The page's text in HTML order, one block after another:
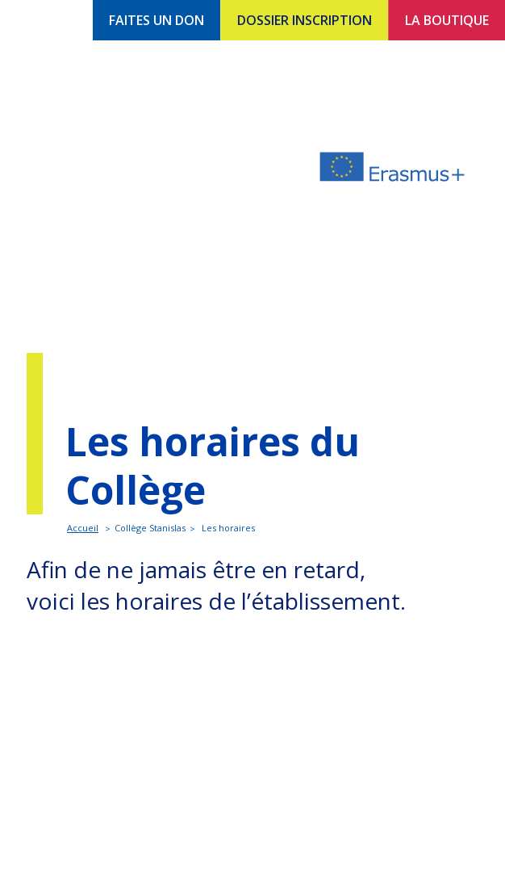
FAITES UN DON DOSSIER INSCRIPTION LA BOUTIQUE
Les horaires du
Collège
Accueil Collège Stanislas Les horaires
Afin de ne jamais être en retard,
voici les horaires de l’établissement.